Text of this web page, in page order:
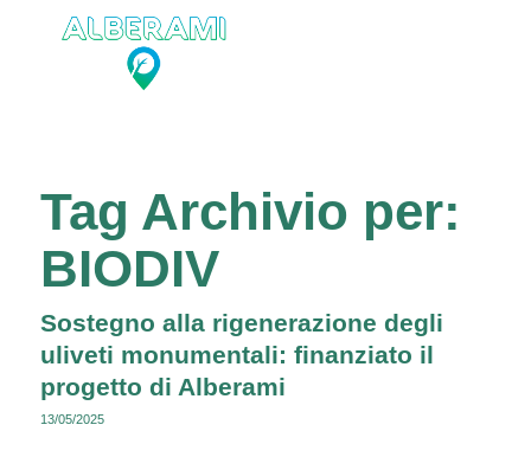
Tag Archivio per:
BIODIV
Sostegno alla rigenerazione degli
uliveti monumentali: finanziato il
progetto di Alberami
13/05/2025